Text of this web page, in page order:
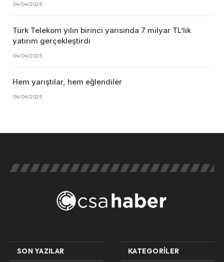
04/04/2025
Türk Telekom yılın birinci yarısında 7 milyar TL’lik
yatırım gerçekleştirdi
04/04/2025
Hem yarıştılar, hem eğlendiler
04/04/2025
SON YAZILAR KATEGORILER